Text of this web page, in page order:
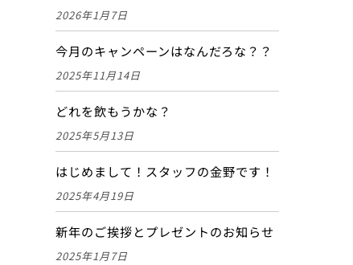
2026年1月7日
今月のキャンペーンはなんだろな？？
2025年11月14日
どれを飲もうかな？
2025年5月13日
はじめまして！スタッフの金野です！
2025年4月19日
新年のご挨拶とプレゼントのお知らせ
2025年1月7日